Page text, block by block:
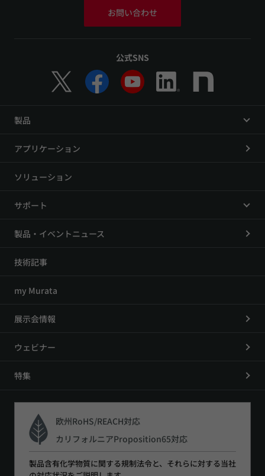
お問い合わせ
公式SNS
製品
アプリケーション
ソリューション
サポート
製品・イベントニュース
技術記事
my Murata
展示会情報
ウェビナー
特集
欧州RoHS/REACH対応
カリフォルニアProposition65対応
製品含有化学物質に関する規制法令と、それらに対する当社